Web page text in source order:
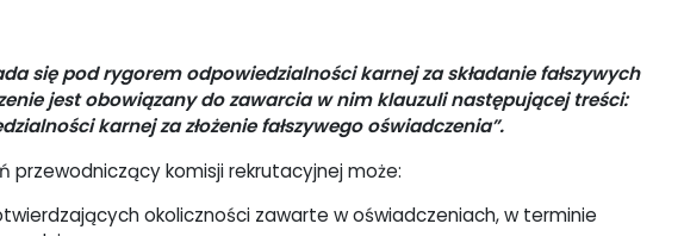
się pod rygorem odpowiedzialności karnej za składanie fałszywych
jest obowiązany do zawarcia w nim klauzuli następującej treści:
karnej za złożenie fałszywego oświadczenia”.
przewodniczący komisji rekrutacyjnej może:
okoliczności zawarte w oświadczeniach, w terminie